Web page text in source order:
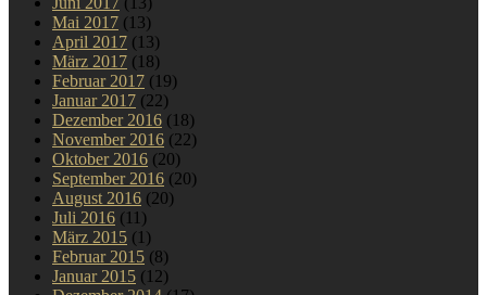
Mai 2017 (13)
April 2017 (13)
März 2017 (18)
Februar 2017 (19)
Januar 2017 (22)
Dezember 2016 (18)
November 2016 (22)
Oktober 2016 (20)
September 2016 (20)
August 2016 (20)
Juli 2016 (11)
März 2015 (1)
Februar 2015 (8)
Januar 2015 (12)